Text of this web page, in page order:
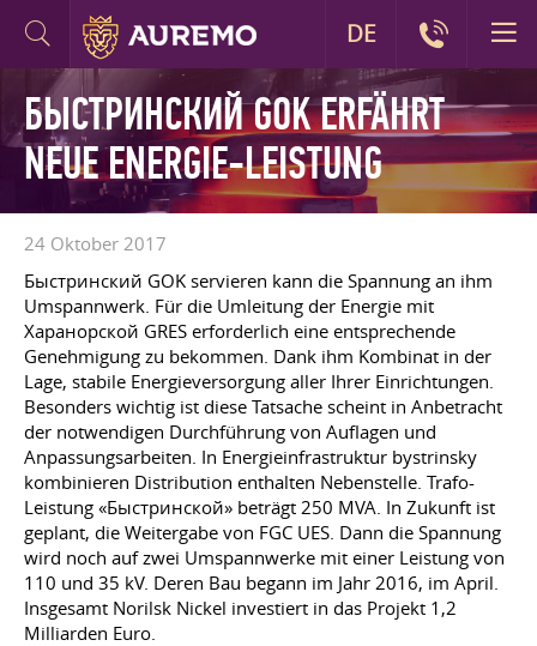
БЫСТРИНСКИЙ GOK ERFÄHRT
NEUE ENERGIE-LEISTUNG
24 Oktober 2017
Быстринский GOK servieren kann die Spannung an ihm
Umspannwerk. Für die Umleitung der Energie mit
Харанорской GRES erforderlich eine entsprechende
Genehmigung zu bekommen. Dank ihm Kombinat in der
Lage, stabile Energieversorgung aller Ihrer Einrichtungen.
Besonders wichtig ist diese Tatsache scheint in Anbetracht
der notwendigen Durchführung von Auflagen und
Anpassungsarbeiten. In Energieinfrastruktur bystrinsky
kombinieren Distribution enthalten Nebenstelle. Trafo-
Leistung «Быстринской» beträgt 250 MVA. In Zukunft ist
geplant, die Weitergabe von FGC UES. Dann die Spannung
wird noch auf zwei Umspannwerke mit einer Leistung von
110 und 35 kV. Deren Bau begann im Jahr 2016, im April.
Insgesamt Norilsk Nickel investiert in das Projekt 1,2
Milliarden Euro.
DE